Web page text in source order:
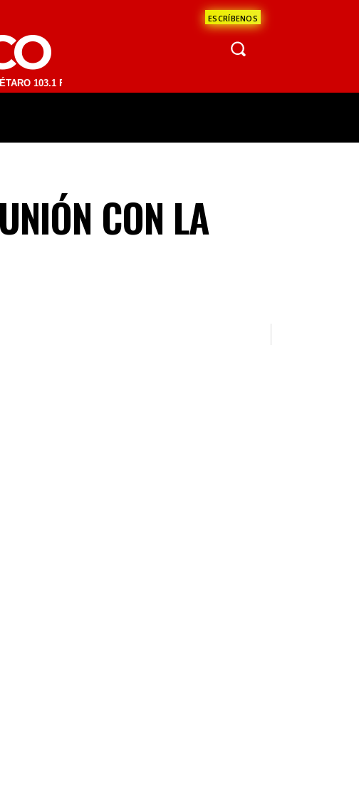
ESCRÍBENOS
FM | SAN JUAN DEL RÍO 93.1 FM | GUADALAJARA 1510 AM | LA PAZ
CON LA